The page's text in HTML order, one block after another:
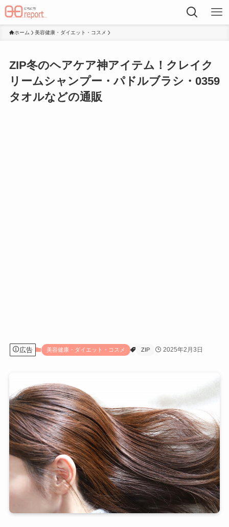
ホーム 美容健康・ダイエット・コスメ
ZIP冬のヘアケア神アイテム！クレイク
リームシャンプー・パドルブラシ・0359
タオルなどの通販
広告 美容健康・ダイエット・コスメ ZIP 2025年2月3日